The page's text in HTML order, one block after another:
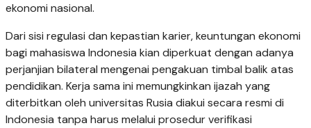
ekonomi nasional.
Dari sisi regulasi dan kepastian karier, keuntungan ekonomi
bagi mahasiswa Indonesia kian diperkuat dengan adanya
perjanjian bilateral mengenai pengakuan timbal balik atas
pendidikan. Kerja sama ini memungkinkan ijazah yang
diterbitkan oleh universitas Rusia diakui secara resmi di
Indonesia tanpa harus melalui prosedur verifikasi